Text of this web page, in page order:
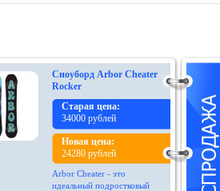
Сноуборд Arbor Cheater
Rocker
Старая цена:
34000 рублей
Новая цена:
24280 рублей
Arbor Cheater - это
идеальный подростковый